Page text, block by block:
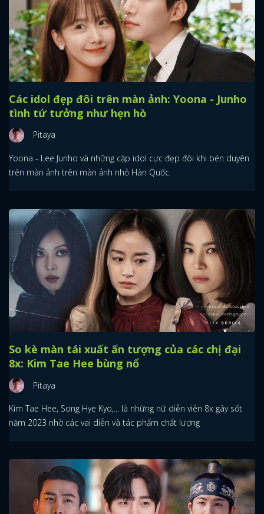
Các idol đẹp đôi trên màn ảnh: Yoona - Junho
tình tứ tưởng như hẹn hò
Pitaya
Yoona - Lee Junho và những cặp idol cực đẹp đôi khi bén duyên
trên màn ảnh trên màn ảnh nhỏ Hàn Quốc.
So kè màn tái xuất ấn tượng của các chị đại
8x: Kim Tae Hee bùng nổ
Pitaya
Kim Tae Hee, Song Hye Kyo,... là những nữ diễn viên 8x gây sốt
năm 2023 nhờ các vai diễn và tác phẩm chất lượng